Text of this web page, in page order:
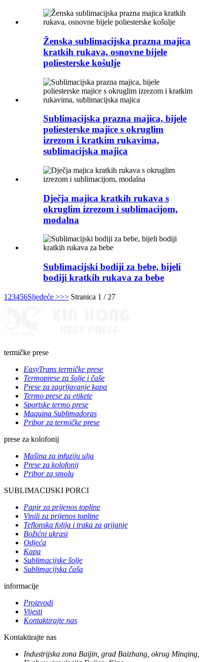
Ženska sublimacijska prazna majica
kratkih rukava, osnovne bijele
poliesterske košulje
Sublimacijska prazna majica, bijele
poliesterske majice s okruglim
izrezom i kratkim rukavima,
sublimacijska majica
Dječja majica kratkih rukava s
okruglim izrezom i sublimacijom,
modalna
Sublimacijski bodiji za bebe, bijeli
bodiji kratkih rukava za bebe
1 23456Sljedeće >>> Stranica 1 / 27
termičke prese
EasyTrans termičke prese
Termoprese za šolje i čaše
Prese za zagrijavanje kapa
Termo prese za etikete
Sportske termo prese
Maquina Sublimadoras
Pribor za termičke prese
prese za kolofonij
Mašina za infuziju ulja
Prese za kolofonij
Pribor za smolu
SUBLIMACIJSKI PORCI
Papir za prijenos topline
Vinili za prijenos topline
Teflonska folija i traka za grijanje
Božićni ukrasi
Odjeća
Kapa
Sublimacijske šolje
Sublimacijska čaša
informacije
Proizvodi
Vijesti
Kontaktirajte nas
Kontaktirajte nas
Industrijska zona Baijin, grad Baizhang, okrug Minqing,